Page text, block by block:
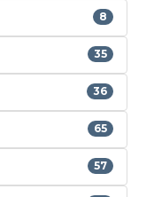
8
35
36
65
57